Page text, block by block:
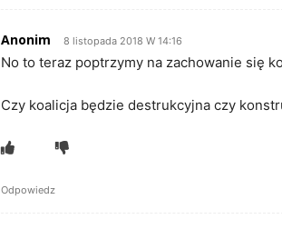
Anonim 8 listopada 2018 W 14:16
No to teraz poptrzymy na zachowanie się
Czy koalicja będzie destrukcyjna czy
Odpowiedz